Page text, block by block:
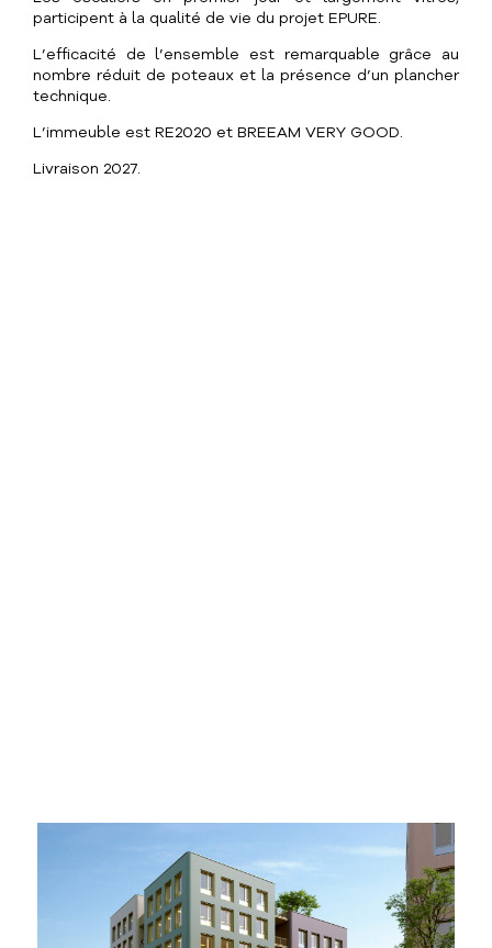
participent à la qualité de vie du projet EPURE.
L’efficacité de l’ensemble est remarquable grâce au
nombre réduit de poteaux et la présence d’un plancher
technique.
L’immeuble est RE2020 et BREEAM VERY GOOD.
Livraison 2027.